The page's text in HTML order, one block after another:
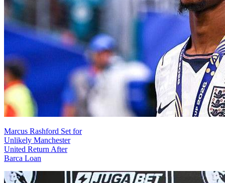
Marcus Rashford Set for
Unlikely Manchester
United Return After
Barca Loan